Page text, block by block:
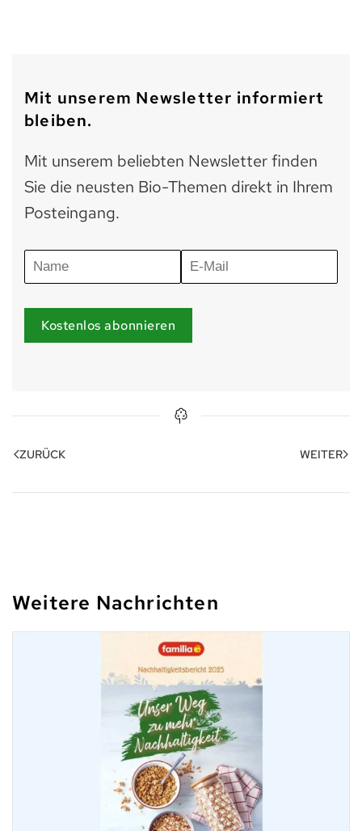
Mit unserem Newsletter informiert
bleiben.
Mit unserem beliebten Newsletter finden
Sie die neusten Bio-Themen direkt in Ihrem
Posteingang.
Kostenlos abonnieren
ZURÜCK WEITER
Weitere Nachrichten